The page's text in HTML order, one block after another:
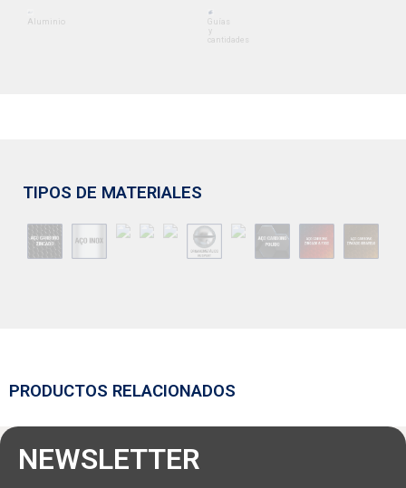
Aluminio
Guías
y
cantidades
TIPOS DE MATERIALES
PRODUCTOS RELACIONADOS
NEWSLETTER